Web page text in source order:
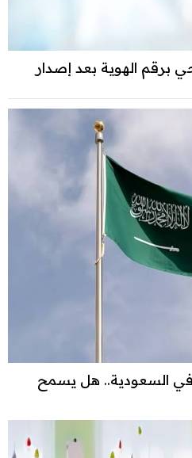
برقم الهوية بعد إصدار
مهلة الـ60 يومًا في السعودية.. هل يسمح